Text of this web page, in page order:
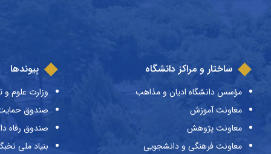
ساختار و مراکز دانشگاه
مؤسس دانشگاه ادیان و مذاهب
معاونت آموزش
معاونت پژوهش
معاونت فرهنگی و دانشجویی
پیوندها
وزارت علوم و
صندوق
صندوق رفاه
بنیاد ملی